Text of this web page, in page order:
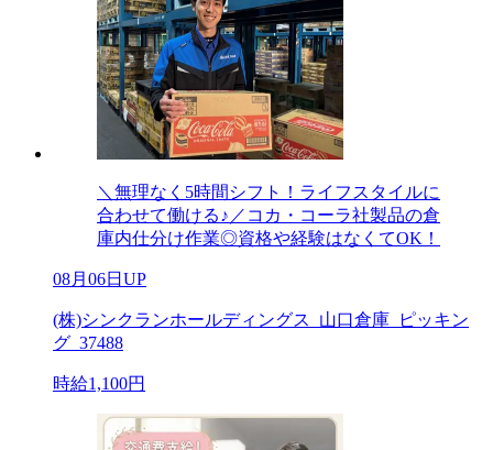
＼無理なく5時間シフト！ライフスタイルに
合わせて働ける♪／コカ・コーラ社製品の倉
庫内仕分け作業◎資格や経験はなくてOK！
08月06日UP
(株)シンクランホールディングス_山口倉庫_ピッキン
グ_37488
時給1,100円